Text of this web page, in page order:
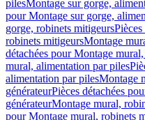
pilesMontage sur gorge,
pour Montage sur gorge,
gorge, robinets mitigeurs
robinets mitigeursMontage
détachées pour Montage
mural, alimentation par piles
alimentation par pilesMontage
générateurPièces détachées
générateurMontage mural,
pour Montage mural, robinets